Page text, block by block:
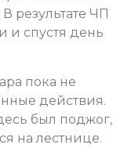
результате ЧП
и спустя день
пока не
действия.
был поджог,
на лестнице.